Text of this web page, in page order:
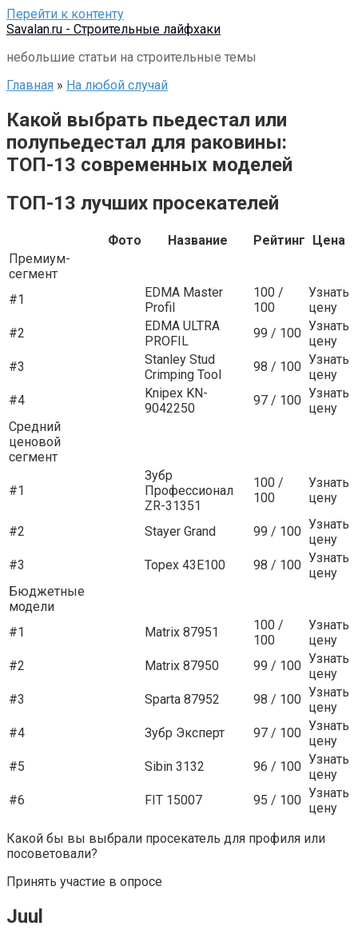
Перейти к контенту
Savalan.ru - Строительные лайфхаки
небольшие статьи на строительные темы
Главная » На любой случай
Какой выбрать пьедестал или
полупьедестал для раковины:
ТОП-13 современных моделей
ТОП-13 лучших просекателей
Фото Название Рейтинг Цена
Премиум-
сегмент
#1
EDMA Master
Profil
100 /
100
Узнать
цену
#2
EDMA ULTRA
PROFIL
99 / 100 Узнать
цену
#3
Stanley Stud
Crimping Tool
98 / 100 Узнать
цену
#4
Knipex KN-
9042250
97 / 100 Узнать
цену
Средний
ценовой
сегмент
#1
Зубр
Профессионал
ZR-31351
100 /
100
Узнать
цену
#2 Stayer Grand 99 / 100 Узнать
цену
#3
Topex 43E100 98 / 100 Узнать
цену
Бюджетные
модели
#1
Matrix 87951
100 /
100
Узнать
цену
#2
Matrix 87950 99 / 100 Узнать
цену
#3
Sparta 87952 98 / 100 Узнать
цену
#4
Зубр Эксперт 97 / 100 Узнать
цену
#5
Sibin 3132 96 / 100 Узнать
цену
#6
FIT 15007 95 / 100 Узнать
цену
Какой бы вы выбрали просекатель для профиля или
посоветовали?
Принять участие в опросе
Juul